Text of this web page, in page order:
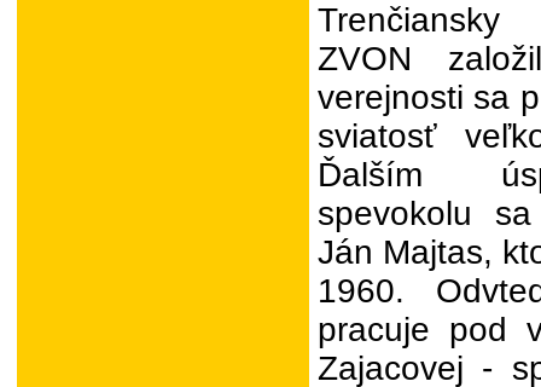
Trenčiansky
ZVON
verejnosti sa
sviatosť
Ďalším
spevokolu
Ján Majtas,
1960.
pracuje pod
Zajacovej -